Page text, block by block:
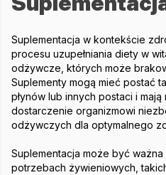
Suplementacja w kontekście
procesu uzupełniania diety w
odżywcze, których może
Suplementy mogą mieć postać
płynów lub innych postaci i
dostarczenie organizmowi
odżywczych dla optymalnego
Suplementacja może być
potrzebach żywieniowych,